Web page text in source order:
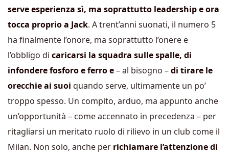
serve esperienza sì, ma soprattutto leadership e ora
tocca proprio a Jack. A trent’anni suonati, il numero 5
ha finalmente l’onore, ma soprattutto l’onere e
l’obbligo di caricarsi la squadra sulle spalle, di
infondere fosforo e ferro e– al bisogno –di tirare le
orecchie ai suoi quando serve, ultimamente un po’
troppo spesso. Un compito, arduo, ma appunto anche
un’opportunità – come accennato in precedenza – per
ritagliarsi un meritato ruolo di rilievo in un club come il
Milan. Non solo, anche per richiamare l’attenzione di